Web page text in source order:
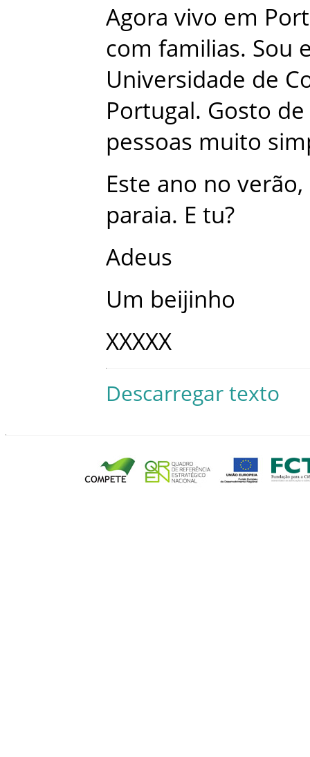
Agora vivo em
com familias. Sou
Universidade de
Portugal. Gosto de
pessoas muito
Este ano no verão,
paraia. E tu?
Adeus
Um beijinho
XXXXX
Descarregar texto